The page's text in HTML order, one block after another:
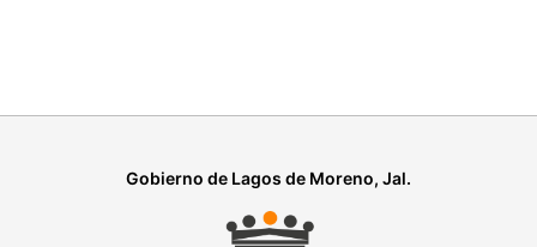
Gobierno de Lagos de Moreno, Jal.